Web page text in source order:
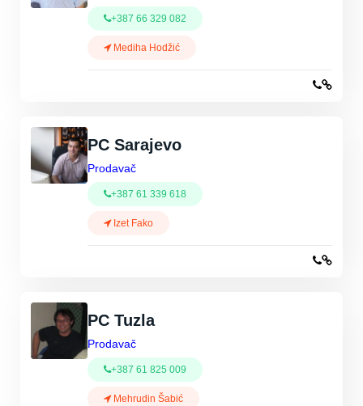
+387 66 329 082
Mediha Hodžić
PC Sarajevo
Prodavač
+387 61 339 618
Izet Fako
PC Tuzla
Prodavač
+387 61 825 009
Mehrudin Šabić